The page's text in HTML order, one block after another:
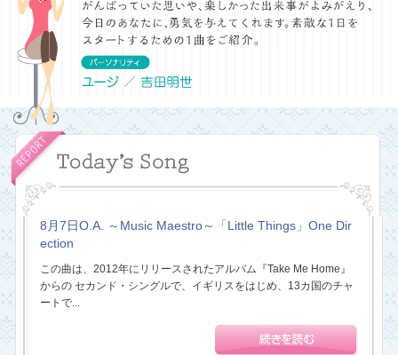
8月7日O.A. ～Music Maestro～「Little Things」One Dir
ection
この曲は、2012年にリリースされたアルバム『Take Me Home』
からの セカンド・シングルで、イギリスをはじめ、13カ国のチャ
ートで...